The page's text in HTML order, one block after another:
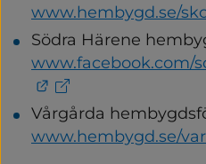
www.hembygd.se/
www.facebook.com/
Länk till annan
www.hembygd.se/